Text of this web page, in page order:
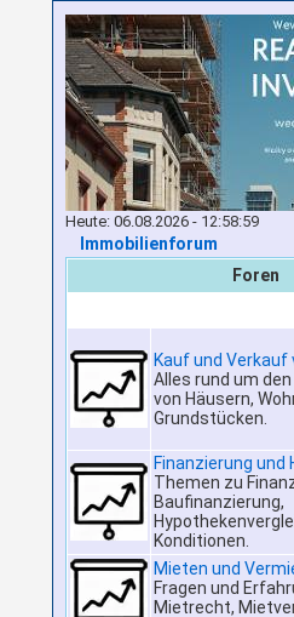
Heute: 06.08.2026 - 12:58:59
Immobilienforum
Foren
Kauf und Verkauf
Alles rund um
von Häusern,
Grundstücken.
Finanzierung und
Themen zu
Baufinanzierung,
Konditionen.
Mieten und
Fragen und
Mietrecht,